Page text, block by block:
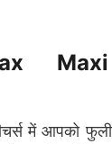
में आपको